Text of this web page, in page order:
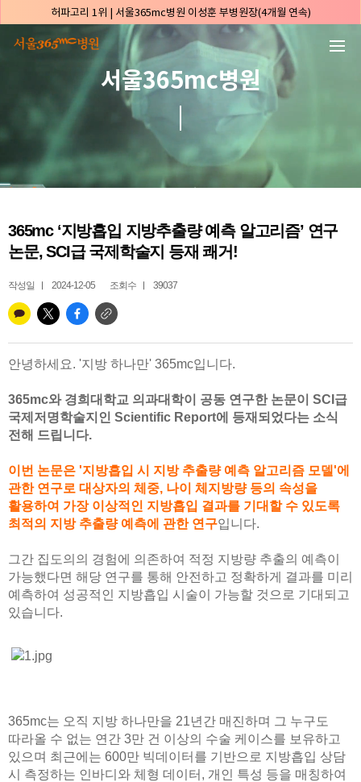
허파고리 1위 | 서울365mc병원 이성훈 부병원장(4개월 연속)
얼굴지방흡입 1위 | 서울365mc병원 서성익 원장(3년 연속)
배파가리 1위 | 서울365mc병원 서성익 원장
🏆대한민국 최대 15층 규모 지방흡입 특화 병원🏆
🏆대한민국 첫번째 '병원급' 지방흡입 병원🏆
🏆지방흡입 고객 만족도 99.9% 최고치 달성🏆
🏆대한민국 최다 지방흡입 케이스 370,884건🏆
🏆서울365mc병원 부위별 최다 지방흡입 집도의 4관왕!! (2026년 7월 기준)
허파고리 1위 | 서울365mc병원 이성훈 부병원장(4개월 연속)
얼굴지방흡입 1위 | 서울365mc병원 서성익 원장(3년 연속)
배파가리 1위 | 서울365mc병원 서성익 원장
🏆대한민국 최대 15층 규모 지방흡입 특화 병원🏆
🏆대한민국 첫번째 '병원급' 지방흡입 병원🏆
🏆대한민국 최다 지방흡입 케이스 370,884건🏆
본문 바로가기
서울365mc병원
365mc ‘지방흡입 지방추출량 예측 알고리즘’ 연구
논문, SCI급 국제학술지 등재 쾌거!
작성일 2024-12-05 조회수 39037
안녕하세요. '지방 하나만' 365mc입니다.
365mc와 경희대학교 의과대학이 공동 연구한 논문이 SCI급
국제저명학술지인 Scientific Report에 등재되었다는 소식
전해 드립니다.
이번 논문은 '지방흡입 시 지방 추출량 예측 알고리즘 모델'에
관한 연구로 대상자의 체중, 나이 체지방량 등의 속성을
활용하여 가장 이상적인 지방흡입 결과를 기대할 수 있도록
최적의 지방 추출량 예측에 관한 연구입니다.
그간 집도의의 경험에 의존하여 적정 지방량 추출의 예측이
가능했다면 해당 연구를 통해 안전하고 정확하게 결과를 미리
예측하여 성공적인 지방흡입 시술이 가능할 것으로 기대되고
있습니다.
365mc는 오직 지방 하나만을 21년간 매진하며 그 누구도
따라올 수 없는 연간 3만 건 이상의 수술 케이스를 보유하고
있으며 최근에는 600만 빅데이터를 기반으로 지방흡입 상담
시 측정하는 인바디와 체형 데이터, 개인 특성 등을 매칭하여